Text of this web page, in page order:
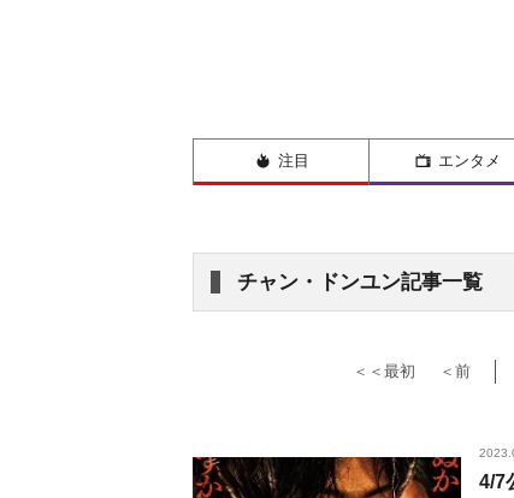
注目 エンタメ
チャン・ドンユン記事一覧
＜＜最初 ＜前
4/7